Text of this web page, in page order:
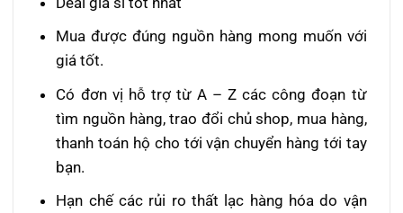
Mua được đúng nguồn hàng mong muốn với
giá tốt.
Có đơn vị hỗ trợ từ A – Z các công đoạn từ
tìm nguồn hàng, trao đổi chủ shop, mua hàng,
thanh toán hộ cho tới vận chuyển hàng tới tay
bạn.
Hạn chế các rủi ro thất lạc hàng hóa do vận